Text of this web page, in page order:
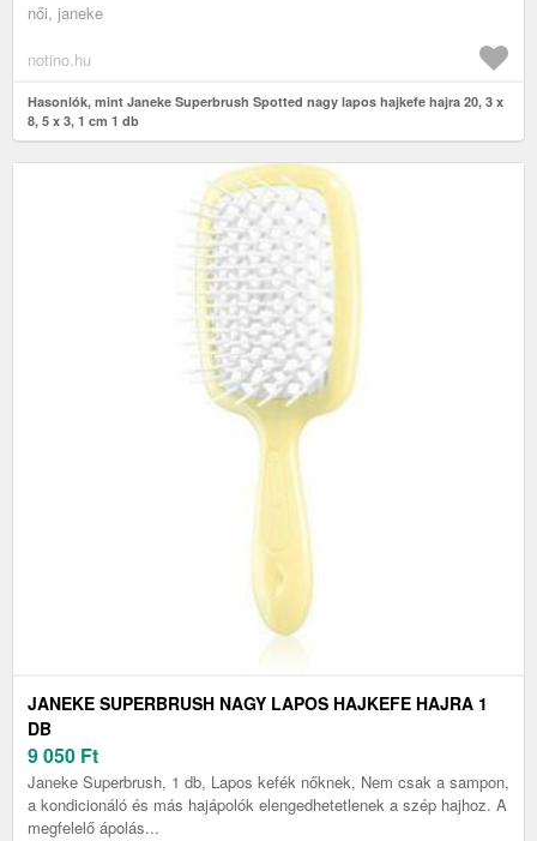
női, janeke
notino.hu
Hasonlók, mint Janeke Superbrush Spotted nagy lapos hajkefe hajra 20, 3 x
8, 5 x 3, 1 cm 1 db
JANEKE SUPERBRUSH NAGY LAPOS HAJKEFE HAJRA 1
DB
9 050 Ft
Janeke Superbrush, 1 db, Lapos kefék nőknek, Nem csak a sampon,
a kondicionáló és más hajápolók elengedhetetlenek a szép hajhoz. A
megfelelő ápolás...